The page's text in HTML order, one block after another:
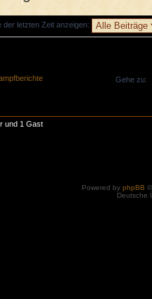
der letzten Zeit anzeigen:
Gehe zu:
und 1 Gast
Powered by phpBB
Deutsche